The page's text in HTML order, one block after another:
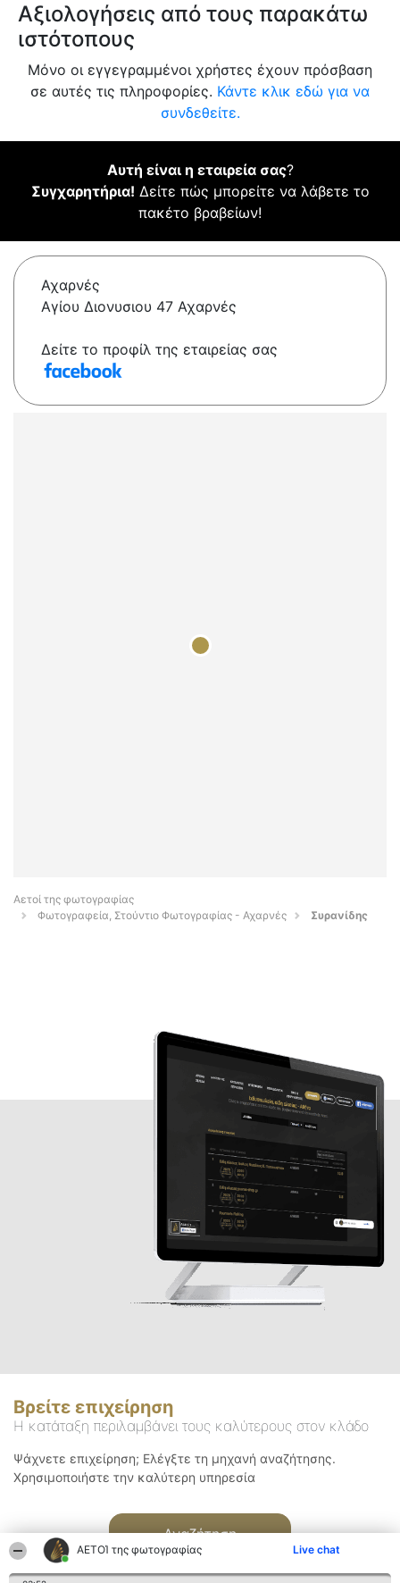
ΑΕΤΟΊ της φωτογραφίας Live chat
Αξιολογήσεις από τους παρακάτω
ιστότοπους
Μόνο οι εγγεγραμμένοι χρήστες έχουν πρόσβαση
σε αυτές τις πληροφορίες. Κάντε κλικ εδώ για να
συνδεθείτε.
Αυτή είναι η εταιρεία σας?
Συγχαρητήρια! Δείτε πώς μπορείτε να λάβετε το
πακέτο βραβείων!
Αχαρνές
Αγίου Διονυσιου 47 Αχαρνές
Δείτε το προφίλ της εταιρείας σας
Αετοί της φωτογραφίας
Φωτογραφεία, Στούντιο Φωτογραφίας - Αχαρνές
Συρανίδης
Βρείτε επιχείρηση
Η κατάταξη περιλαμβάνει τους καλύτερους στον κλάδο
Ψάχνετε επιχείρηση; Ελέγξτε τη μηχανή αναζήτησης.
Χρησιμοποιήστε την καλύτερη υπηρεσία
Αναζήτηση